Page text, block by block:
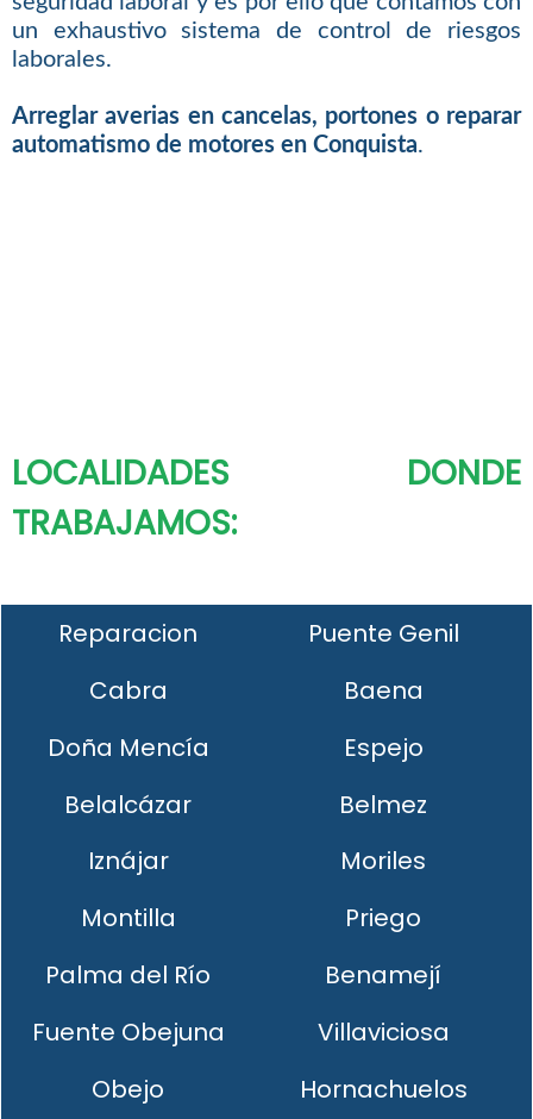
un exhaustivo sistema de control de riesgos
laborales.
Arreglar averias en cancelas, portones o reparar
automatismo de motores en Conquista.
LOCALIDADES DONDE
TRABAJAMOS:
Reparacion
Puente Genil
Cabra
Baena
Doña Mencía
Espejo
Belalcázar
Belmez
Iznájar
Moriles
Montilla
Priego
Palma del Río
Benamejí
Fuente Obejuna
Villaviciosa
Obejo
Hornachuelos